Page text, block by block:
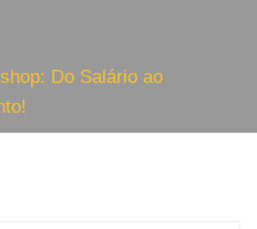
Do Salário ao